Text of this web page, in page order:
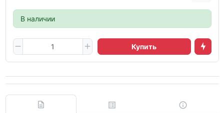
В наличии
Купить